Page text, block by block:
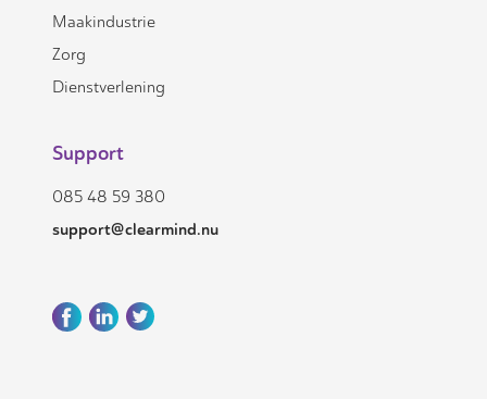
Maakindustrie
Zorg
Dienstverlening
Support
085 48 59 380
support@clearmind.nu